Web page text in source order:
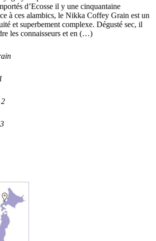
d’Ecosse il y une cinquantaine
à ces alambics, le Nikka Coffey Grain est un
et superbement complexe. Dégusté sec, il
les connaisseurs et en (…)